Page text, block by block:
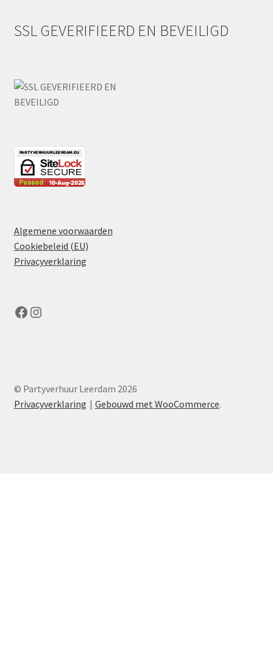
SSL GEVERIFIEERD EN BEVEILIGD
Algemene voorwaarden
Cookiebeleid (EU)
Privacyverklaring
Facebook
Instagram
© Partyverhuur Leerdam 2026
Privacyverklaring
Gebouwd met WooCommerce.